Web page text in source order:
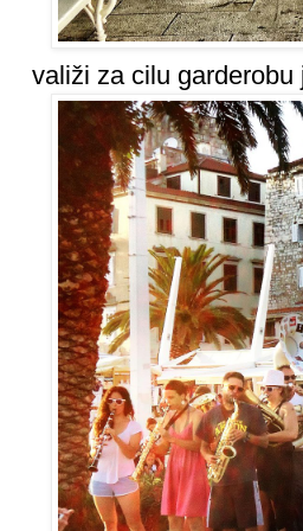
valiži za cilu